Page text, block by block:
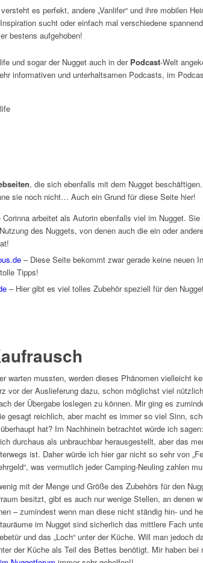
es perfekt, andere „Vanlifer“ und ihre mobilen
sucht oder einfach mal verschiedene
bestens aufgehoben!
und sogar der Nugget auch in der Podcast-Welt
informativen und unterhaltsamen Podcasts, im
, die sich ebenfalls mit dem Nugget
sie noch nicht… Auch ein Grund für diese Seite hier!
Corinna arbeitet als Autorin ebenfalls viel im Nugget.
des Nuggets, von denen auch die ein oder
– Diese Seite bekommt zwar gerade keine neuen
Tipps!
– Hier gibt es viel tolles Zubehör speziell für den
warten mussten, werden dieses Phänomen vielleicht
vor der Auslieferung dazu, schon möglichst viel
der Übergabe loslegen zu können. Mir ging es
gesagt reichlich, aber macht es immer so viel Sinn,
hat? Im Nachhinein betrachtet würde ich
durchaus als unbrauchbar herausgestellt, aber das
ist. Daher würde ich hier gar nicht so sehr von
was vermutlich jeder Camping-Neuling zahlen
mit der Menge und Größe des Zubehörs für den
besitzt, gibt es auch nur wenige Stellen, an denen
– zumindest wenn man diese nicht ständig hin- und
im Nugget sind sicherlich das mittlere Fach
und das „Loch“ unter der Küche. Will man jedoch
der Küche als Teil des Bettes benötigt. Mir haben bei